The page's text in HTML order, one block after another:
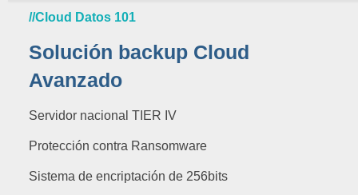
//Cloud Datos 101
Solución backup Cloud
Avanzado
Servidor nacional TIER IV
Protección contra Ransomware
Sistema de encriptación de 256bits